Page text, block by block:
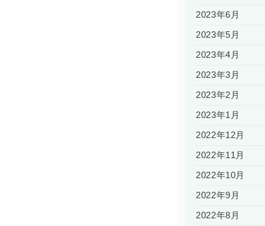
2023年6月
2023年5月
2023年4月
2023年3月
2023年2月
2023年1月
2022年12月
2022年11月
2022年10月
2022年9月
2022年8月